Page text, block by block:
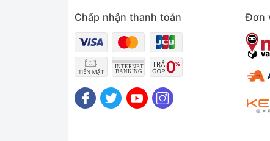
_____________________________________
Cam kết Vàng của hệ thống Xrazer
Xrazer là hệ thống bán lẻ laptop uy
100% máy tại Xrazer đều là hàng
Chấp nhận thanh toán Đơn